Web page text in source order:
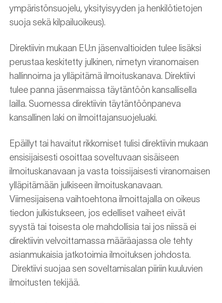
ympäristönsuojelu, yksityisyyden ja henkilötietojen
suoja sekä kilpailuoikeus).
Direktiivin mukaan EU:n jäsenvaltioiden tulee lisäksi
perustaa keskitetty julkinen, nimetyn viranomaisen
hallinnoima ja ylläpitämä ilmoituskanava. Direktiivi
tulee panna jäsenmaissa täytäntöön kansallisella
lailla. Suomessa direktiivin täytäntöönpaneva
kansallinen laki on ilmoittajansuojeluaki.
Epäillyt tai havaitut rikkomiset tulisi direktiivin mukaan
ensisijaisesti osoittaa soveltuvaan sisäiseen
ilmoituskanavaan ja vasta toissijaisesti viranomaisen
ylläpitämään julkiseen ilmoituskanavaan.
Viimesijaisena vaihtoehtona ilmoittajalla on oikeus
tiedon julkistukseen, jos edelliset vaiheet eivät
syystä tai toisesta ole mahdollisia tai jos niissä ei
direktiivin velvoittamassa määräajassa ole tehty
asianmukaisia jatkotoimia ilmoituksen johdosta.
Direktiivi suojaa sen soveltamisalan piiriin kuuluvien
ilmoitusten tekijää.